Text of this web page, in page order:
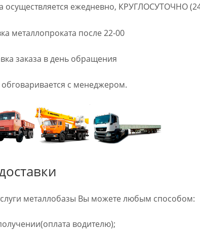
осуществляется ежедневно, КРУГЛОСУТОЧНО
металлопроката после 22-00
заказа в день обращения
с менеджером.
металлобазы Вы можете любым способом:
водителю);